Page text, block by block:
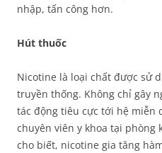
nhập, tấn công hơn.
Hút thuốc
Nicotine là loại chất được sử
truyền thống. Không chỉ gây
tác động tiêu cực tới hệ miễn
chuyên viên y khoa tại phòng
cho biết, nicotine gia tăng